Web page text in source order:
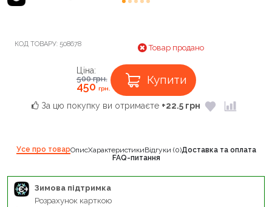
КОД ТОВАРУ: 508678 Товар продано
Ціна:
500грн.
450грн.
Купити
За цю покупку ви отримаєте +22.5 грн
Усе про товарОписХарактеристикиВідгуки (0)Доставка та оплата
FAQ-питання
Зимова підтримка
Розрахунок карткою